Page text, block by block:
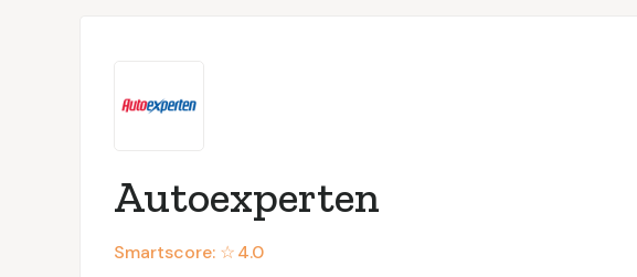
Autoexperten
Smartscore: ☆4.0